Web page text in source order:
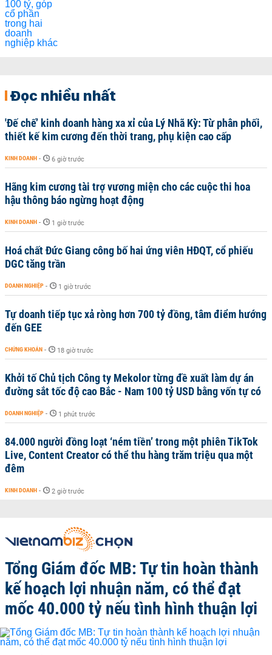
Đọc nhiều nhất
'Đế chế’ kinh doanh hàng xa xỉ của Lý Nhã Kỳ: Từ phân phối,
thiết kế kim cương đến thời trang, phụ kiện cao cấp
KINH DOANH - 6 giờ trước
Hãng kim cương tài trợ vương miện cho các cuộc thi hoa
hậu thông báo ngừng hoạt động
KINH DOANH - 1 giờ trước
Hoá chất Đức Giang công bố hai ứng viên HĐQT, cổ phiếu
DGC tăng trần
DOANH NGHIỆP - 1 giờ trước
Tự doanh tiếp tục xả ròng hơn 700 tỷ đồng, tâm điểm hướng
đến GEE
CHỨNG KHOÁN - 18 giờ trước
Khởi tố Chủ tịch Công ty Mekolor từng đề xuất làm dự án
đường sắt tốc độ cao Bắc - Nam 100 tỷ USD bằng vốn tự có
DOANH NGHIỆP - 1 phút trước
84.000 người đồng loạt ‘ném tiền’ trong một phiên TikTok
Live, Content Creator có thể thu hàng trăm triệu qua một
đêm
KINH DOANH - 2 giờ trước
Tổng Giám đốc MB: Tự tin hoàn thành
kế hoạch lợi nhuận năm, có thể đạt
mốc 40.000 tỷ nếu tình hình thuận lợi